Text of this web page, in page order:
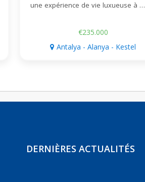
une expérience de vie luxueuse à …
€235.000
Antalya - Alanya - Kestel
DERNIÈRES ACTUALITÉS